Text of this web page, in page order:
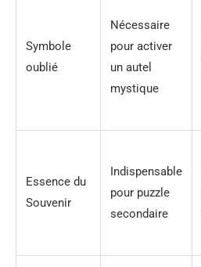
Symbole
oublié
Nécessaire
pour activer
un autel
mystique
Essence du
Souvenir
Indispensable
pour puzzle
secondaire